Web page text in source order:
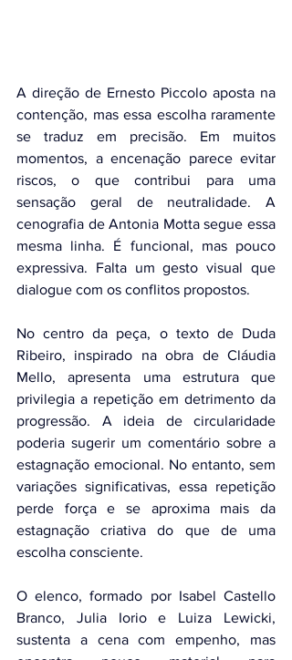
A direção de Ernesto Piccolo aposta na
contenção, mas essa escolha raramente
se traduz em precisão. Em muitos
momentos, a encenação parece evitar
riscos, o que contribui para uma
sensação geral de neutralidade. A
cenografia de Antonia Motta segue essa
mesma linha. É funcional, mas pouco
expressiva. Falta um gesto visual que
dialogue com os conflitos propostos.
No centro da peça, o texto de Duda
Ribeiro, inspirado na obra de Cláudia
Mello, apresenta uma estrutura que
privilegia a repetição em detrimento da
progressão. A ideia de circularidade
poderia sugerir um comentário sobre a
estagnação emocional. No entanto, sem
variações significativas, essa repetição
perde força e se aproxima mais da
estagnação criativa do que de uma
escolha consciente.
O elenco, formado por Isabel Castello
Branco, Julia Iorio e Luiza Lewicki,
sustenta a cena com empenho, mas